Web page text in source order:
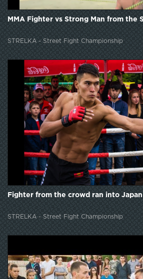
MMA Fighter vs Strong Man from the
STRELKA - Street Fight Championship
Fighter from the crowd ran into
STRELKA - Street Fight Championship